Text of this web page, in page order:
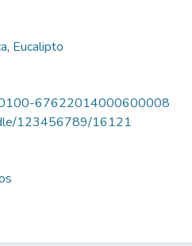
, Eucalipto
67622014000600008
123456789/16121